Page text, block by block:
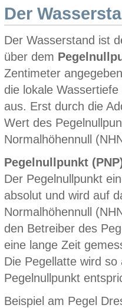
Der
Der Wasserstand ist
über dem
Zentimeter
die lokale
aus. Erst durch die
Wert des
Normalhöhennull
Pegelnullpunkt
Der Pegelnullpunkt
absolut und wird auf
Normalhöhennull
den Betreiber des
eine lange Zeit
Die Pegellatte wird
Pegelnullpunkt
Beispiel am Pegel